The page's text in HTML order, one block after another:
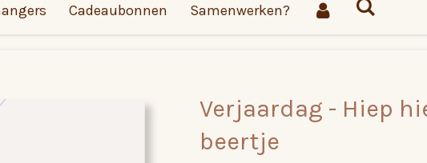
Cadeaubonnen Samenwerken?
Verjaardag - Hiep
beertje